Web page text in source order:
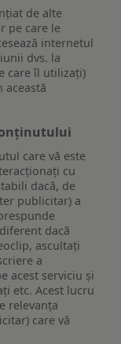
de alte
pe care le
internetul
dvs. la
care îl utilizați)
care vă este
cu
dacă, de
publicitar) a
dacă
ascultați
a
acest serviciu și
etc. Acest lucru
relevanța
care vă